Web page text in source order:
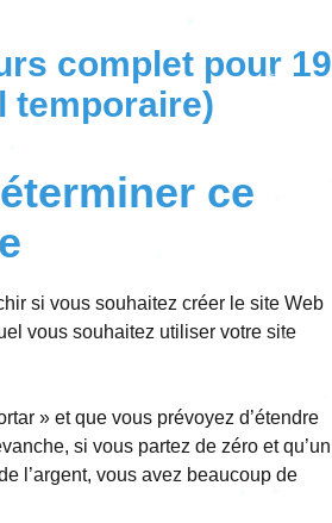
complet pour 19
temporaire)
ce
si vous souhaitez créer le site Web
vous souhaitez utiliser votre site
» et que vous prévoyez d’étendre
si vous partez de zéro et qu’un
l’argent, vous avez beaucoup de